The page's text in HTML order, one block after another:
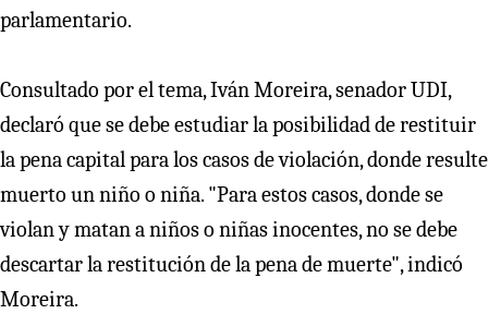
parlamentario.
Consultado por el tema, Iván Moreira, senador UDI,
declaró que se debe estudiar la posibilidad de restituir
la pena capital para los casos de violación, donde resulte
muerto un niño o niña. "Para estos casos, donde se
violan y matan a niños o niñas inocentes, no se debe
descartar la restitución de la pena de muerte", indicó
Moreira.